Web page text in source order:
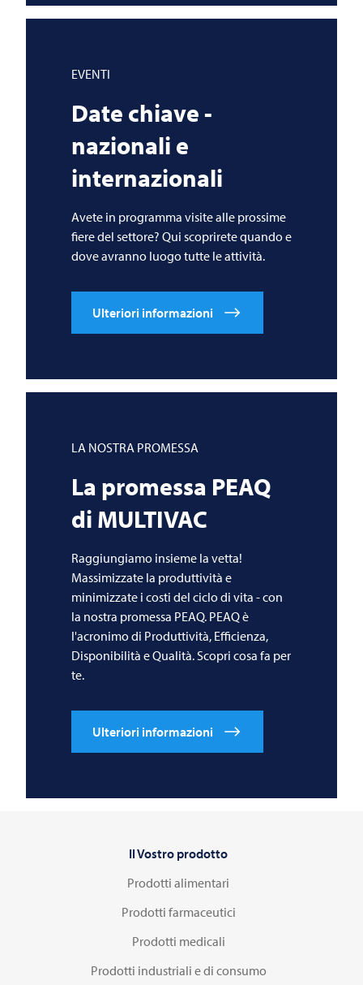
EVENTI
Date chiave -
nazionali e
internazionali
Avete in programma visite alle prossime
fiere del settore? Qui scoprirete quando e
dove avranno luogo tutte le attività.
Ulteriori informazioni
LA NOSTRA PROMESSA
La promessa PEAQ
di MULTIVAC
Raggiungiamo insieme la vetta!
Massimizzate la produttività e
minimizzate i costi del ciclo di vita - con
la nostra promessa PEAQ. PEAQ è
l'acronimo di Produttività, Efficienza,
Disponibilità e Qualità. Scopri cosa fa per
te.
Ulteriori informazioni
Il Vostro prodotto
Prodotti alimentari
Prodotti farmaceutici
Prodotti medicali
Prodotti industriali e di consumo